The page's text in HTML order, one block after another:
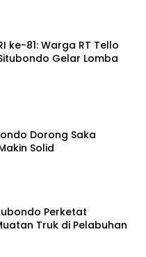
ke-81: Warga RT Tello
Gelar Lomba
Dorong Saka
Solid
Perketat
Truk di Pelabuhan